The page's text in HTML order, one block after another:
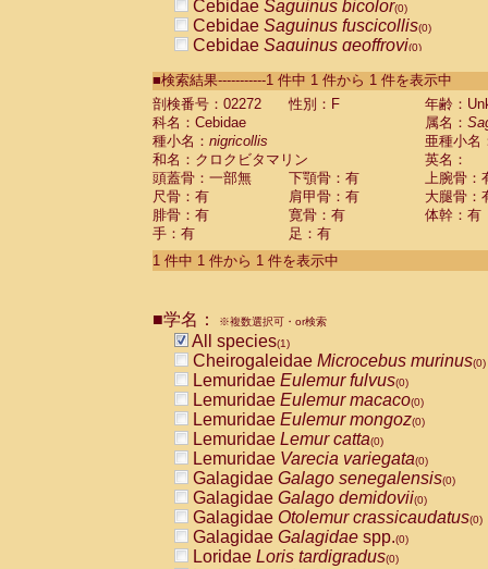
Cebidae Saguinus bicolor(0)
Cebidae Saguinus fuscicollis(0)
Cebidae Saguinus geoffroyi(0)
CebidaeSaguinus labiatus(0)
Cebidae Saguinus leucopus (0)
Cebidae
CebidaeSaguinus mystax
CebidaeSaguinus nigricollis (1)
Cebidae Saguinus oedipus
Cebidae Saguinus weddelli
Cebidae Saguinusspp.
Cebidae Aotus trivirgatus
Cebidae Cebus albifrons
CebidaeCebus nigrivittatus
CebidaeCebus
CebidaeSaimiri boliviensis(0)
CebidaeSaimiri sciureus(0)
AtelidaeAlouatta caraya(0)
AtelidaeAlouatta fusca(0)
AtelidaeAlouatta seniculus
AtelidaeAlouattaspp.(0)
AtelidaeAteles belzebuth(0)
AtelidaeAteles geoffroyi(0)
AtelidaeAteles paniscus(0)
AtelidaeAtelesspp.(0)
Atelidae Lagothrix lagothricha
■検索結果-----------1 件中 1 件から 1 件を表示中
剖検番号：02272
性別：F
年齢：
科名：Cebidae
属名：
種小名： nigricollis
亜種小名
和名：クロクビタマリン
英名：
頭蓋骨：一部無
下顎骨：有
上腕骨：
尺骨：有
肩甲骨：有
大腿骨：
腓骨：有
寛骨：有
体幹：有
手：有
足：有
1 件中 1 件から 1 件を表示中
■学名： ※複数選択可・or検索
All species(1)
Cheirogaleidae Microcebus murinus(0)
Lemuridae Eulemur fulvus(0)
Lemuridae Eulemur macaco(0)
Lemuridae Eulemur mongoz(0)
Lemuridae Lemur catta(0)
Lemuridae Varecia variegata(0)
Galagidae Galago senegalensis(0)
Galagidae Galago demidovii(0)
Galagidae Otolemur crassicaudatus(0)
Galagidae Galagidae spp.(0)
Loridae Loris tardigradus(0)